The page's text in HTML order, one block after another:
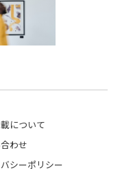
について
わせ
シーポリシー